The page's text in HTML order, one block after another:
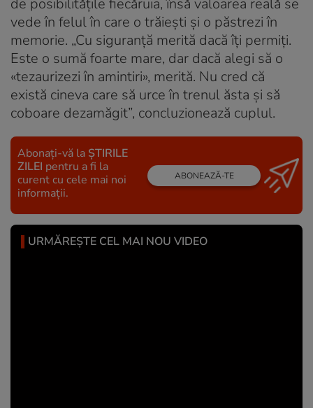
de posibilitățile fiecăruia, însă valoarea reală se
vede în felul în care o trăiești și o păstrezi în
memorie. „Cu siguranță merită dacă îți permiți.
Este o sumă foarte mare, dar dacă alegi să o
«tezaurizezi în amintiri», merită. Nu cred că
există cineva care să urce în trenul ăsta și să
coboare dezamăgit”, concluzionează cuplul.
Abonați-vă la ȘTIRILE
ZILEI pentru a fi la
curent cu cele mai noi
informații.
ABONEAZĂ-TE
URMĂREȘTE CEL MAI NOU VIDEO